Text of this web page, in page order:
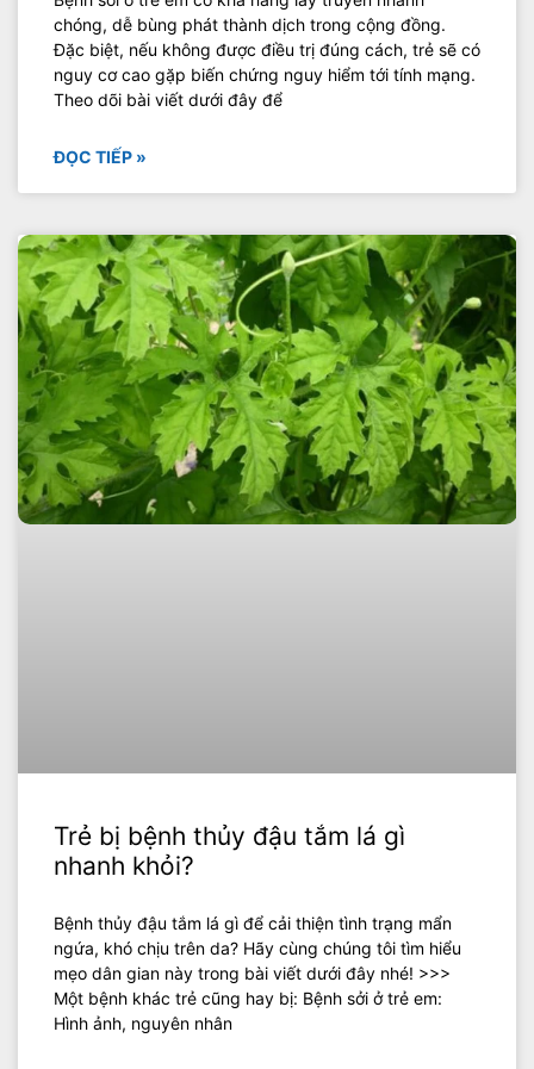
chóng, dễ bùng phát thành dịch trong cộng đồng.
Đặc biệt, nếu không được điều trị đúng cách, trẻ sẽ có
nguy cơ cao gặp biến chứng nguy hiểm tới tính mạng.
Theo dõi bài viết dưới đây để
ĐỌC TIẾP »
Trẻ bị bệnh thủy đậu tắm lá gì
nhanh khỏi?
Bệnh thủy đậu tắm lá gì để cải thiện tình trạng mẩn
ngứa, khó chịu trên da? Hãy cùng chúng tôi tìm hiểu
mẹo dân gian này trong bài viết dưới đây nhé! >>>
Một bệnh khác trẻ cũng hay bị: Bệnh sởi ở trẻ em:
Hình ảnh, nguyên nhân